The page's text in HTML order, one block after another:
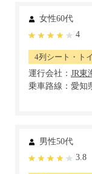
女性60代
4
4列シート・ト
運行会社：
乗車路線：愛
男性50代
3.8